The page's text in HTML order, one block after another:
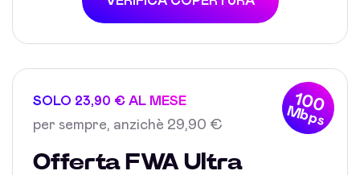
100
Mbps
SOLO 23,90 € AL MESE
per sempre, anzichè 29,90 €
Offerta FWA Ultra